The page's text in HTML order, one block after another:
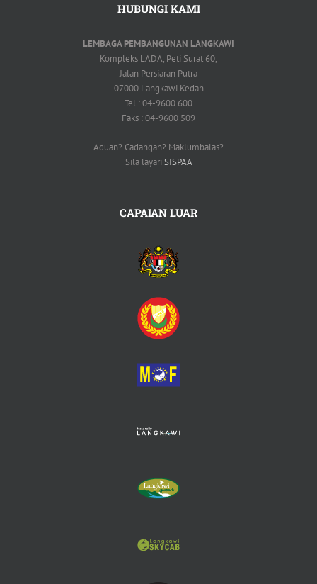
HUBUNGI KAMI
LEMBAGA PEMBANGUNAN LANGKAWI
Kompleks LADA, Peti Surat 60,
Jalan Persiaran Putra
07000 Langkawi Kedah
Tel : 04-9600 600
Faks : 04-9600 509
Aduan? Cadangan? Maklumbalas?
Sila layari SISPAA
CAPAIAN LUAR